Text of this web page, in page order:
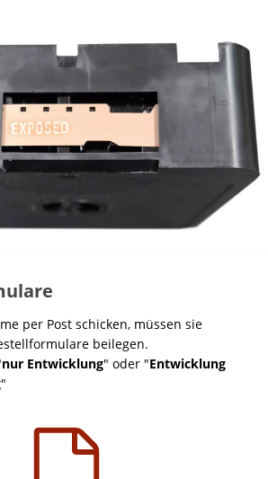
per Post schicken, müssen sie
beilegen.
nur Entwicklung" oder "Entwicklung
"